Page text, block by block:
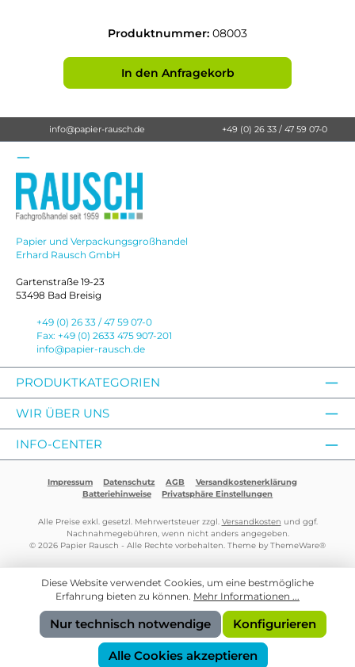
Produktnummer: 08003
In den Anfragekorb
info@papier-rausch.de +49 (0) 26 33 / 47 59 07-0
Papier und Verpackungsgroßhandel
Erhard Rausch GmbH
Gartenstraße 19-23
53498 Bad Breisig
+49 (0) 26 33 / 47 59 07-0
Fax: +49 (0) 2633 475 907-201
info@papier-rausch.de
PRODUKTKATEGORIEN
WIR ÜBER UNS
INFO-CENTER
Impressum Datenschutz AGB
Versandkostenerklärung
Batteriehinweise
Privatsphäre Einstellungen
Alle Preise exkl. gesetzl. Mehrwertsteuer zzgl. Versandkosten und ggf.
Nachnahmegebühren, wenn nicht anders angegeben.
© 2026 Papier Rausch - Alle Rechte vorbehalten. Theme by ThemeWare®
Diese Website verwendet Cookies, um eine bestmögliche
Erfahrung bieten zu können. Mehr Informationen ...
Nur technisch notwendige Konfigurieren
Alle Cookies akzeptieren